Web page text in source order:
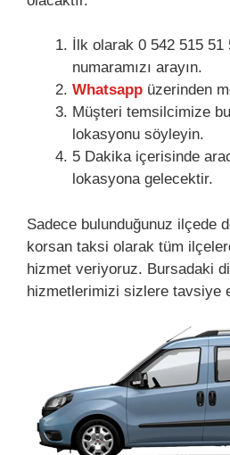
İlk olarak 0 542 515 51
numaramızı arayın.
Whatsapp üzerinden
Müşteri temsilcimize
lokasyonu söyleyin.
5 Dakika içerisinde
lokasyona gelecektir.
Sadece bulunduğunuz ilçede
korsan taksi olarak tüm
hizmet veriyoruz. Bursadaki
hizmetlerimizi sizlere tavsiye